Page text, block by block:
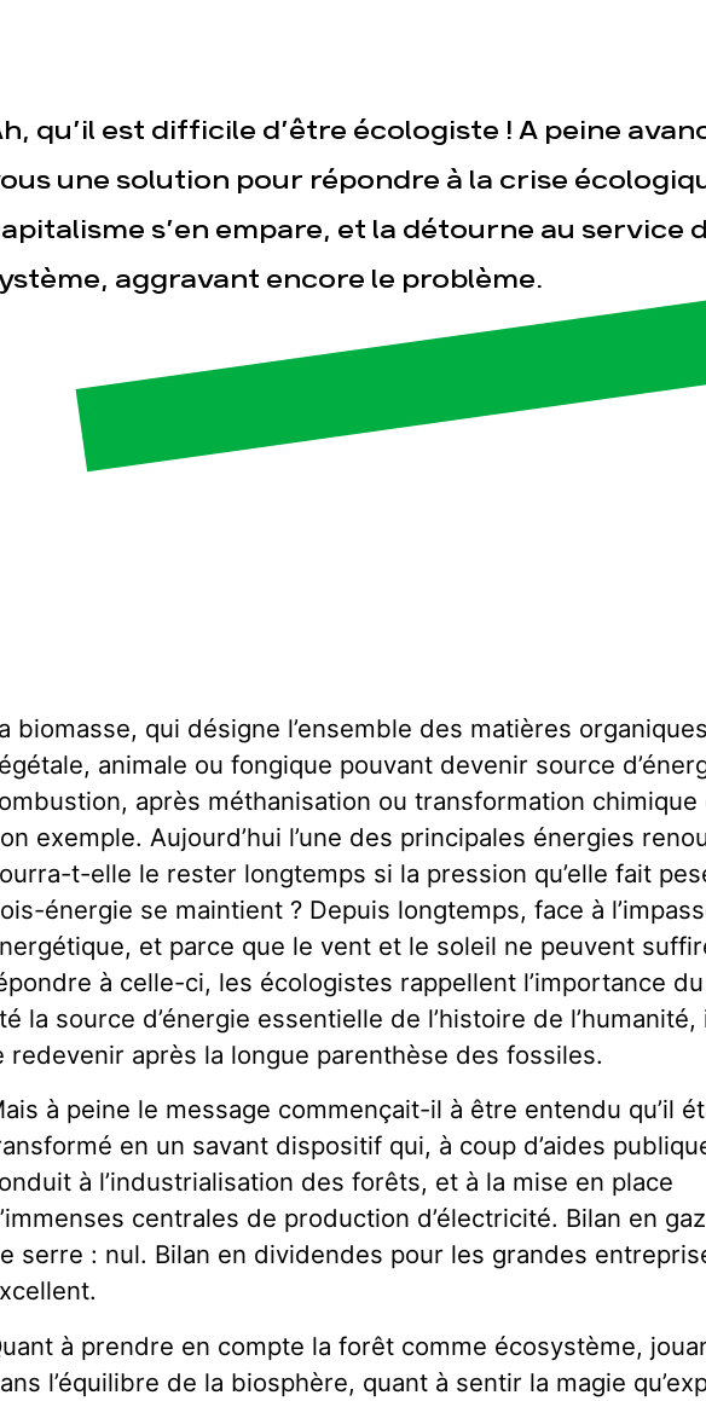
Publications Contact
qu’il est difficile d’être écologiste ! A peine
une solution pour répondre à la crise
s’en empare, et la détourne au service
aggravant encore le problème.
biomasse, qui désigne l’ensemble des matières
animale ou fongique pouvant devenir source
après méthanisation ou transformation chimique
exemple. Aujourd’hui l’une des principales énergies
t-elle le rester longtemps si la pression qu’elle fait
énergie se maintient ? Depuis longtemps, face à
et parce que le vent et le soleil ne peuvent
à celle-ci, les écologistes rappellent l’importance
la source d’énergie essentielle de l’histoire de
redevenir après la longue parenthèse des fossiles.
à peine le message commençait-il à être entendu qu’il
en un savant dispositif qui, à coup d’aides
à l’industrialisation des forêts, et à la mise en place
centrales de production d’électricité. Bilan en
serre : nul. Bilan en dividendes pour les grandes
à prendre en compte la forêt comme écosystème,
l’équilibre de la biosphère, quant à sentir la magie